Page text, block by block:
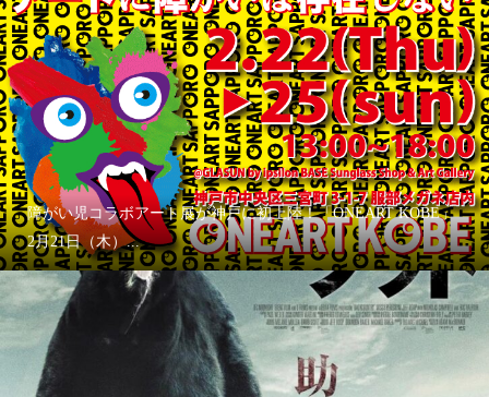
障がい児コラボアート展が神戸に初上陸！「ONEART KOBE」
2月21日（木）...